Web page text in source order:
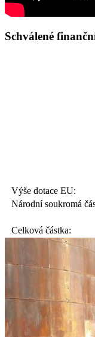
Schválené
Výše dotace EU:
Národní soukromá
Celková částka: